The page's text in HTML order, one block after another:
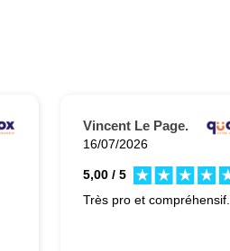
Vincent Le Page.
16/07/2026
5,00 / 5
Très pro et compréhensif.